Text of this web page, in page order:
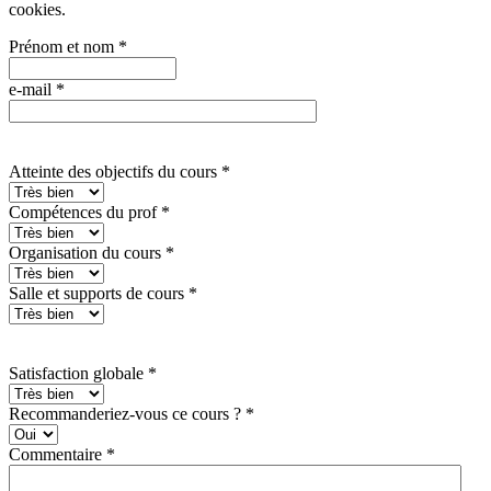
cookies.
Prénom et nom *
e-mail *
Atteinte des objectifs du cours *
Compétences du prof *
Organisation du cours *
Salle et supports de cours *
Satisfaction globale *
Recommanderiez-vous ce cours ? *
Commentaire *